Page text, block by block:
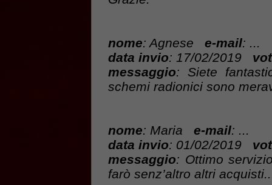
nome: Agnese e-mail: ...
data invio: 17/02/2019
messaggio: Siete
schemi radionici sono
nome: Maria e-mail: ...
data invio: 01/02/2019
messaggio: Ottimo
farò senz’altro altri